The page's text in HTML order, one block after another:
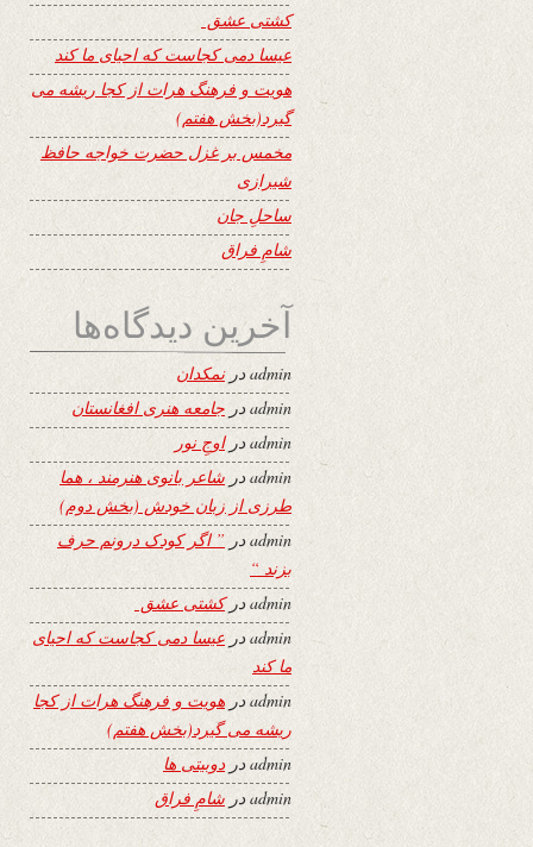
کشتی عشق
عیسا دمی کجاست که احیای ما کند
هویت و فرهنگ هرات از کجا ریشه می
گیرد(بخش هفتم)
مخمس بر غزل حضرت خواجه حافظ
شیرازی
ساحلِ جان
شامِ فراق
آخرین دیدگاه‌ها
adminدرنمکدان
adminدر جامعه هنری افغانستان
adminدراوجِ نور
adminدر شاعر بانوی هنرمند ، هما
طرزی از زبان خودش (بخش دوم)
adminدر ” اگر کودک درونم حرف
بزند “
adminدرکشتی عشق
adminدر عیسا دمی کجاست که احیای
ما کند
adminدر هویت و فرهنگ هرات از کجا
ریشه می گیرد(بخش هفتم)
adminدردوبیتی ها
admin در شامِ فراق